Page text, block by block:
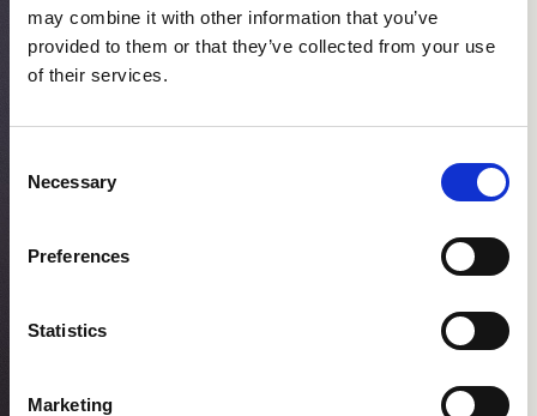
may combine it with other information that you’ve
provided to them or that they’ve collected from your use
of their services.
Selection
Necessary
Preferences
Statistics
Marketing